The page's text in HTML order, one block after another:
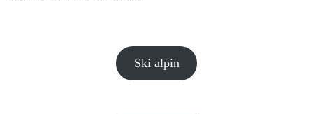
Ski alpin